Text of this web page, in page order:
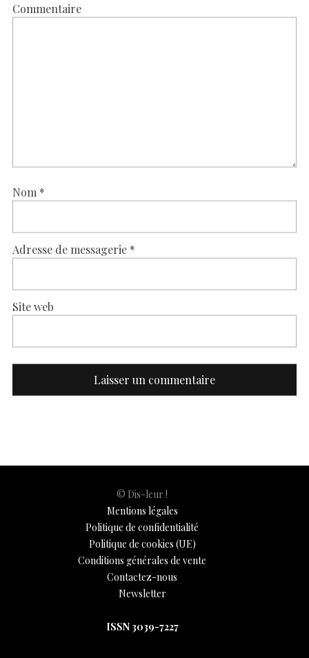
Commentaire
Nom *
Adresse de messagerie *
Site web
© Dis-leur !
Mentions légales
Politique de confidentialité
Politique de cookies (UE)
Conditions générales de vente
Contactez-nous
Newsletter
ISSN 3039-7227